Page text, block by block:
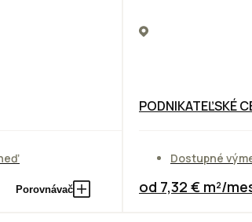
Porovnávač
PODNIKATEĽSKÉ
Dostupné
od 7,32 € m²/